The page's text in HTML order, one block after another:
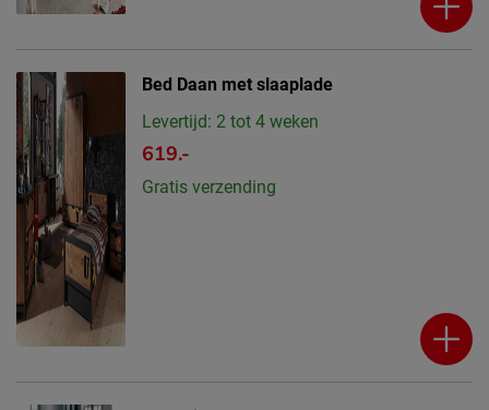
Bed Daan met slaaplade
Levertijd: 2 tot 4 weken
619.-
Gratis verzending